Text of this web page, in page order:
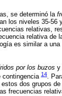
se determinó la
los niveles 35-56
relativas,
relativa de
es similar a
por los buzos y
14.
dos grupos
frecuencias